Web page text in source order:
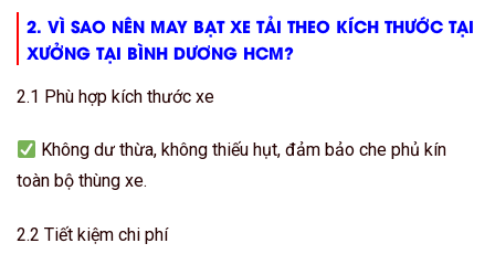
2. VÌ SAO NÊN MAY BẠT XE TẢI THEO KÍCH THƯỚC TẠI
XƯỞNG TẠI BÌNH DƯƠNG HCM?
2.1 Phù hợp kích thước xe
Không dư thừa, không thiếu hụt, đảm bảo che phủ kín
toàn bộ thùng xe.
2.2 Tiết kiệm chi phí